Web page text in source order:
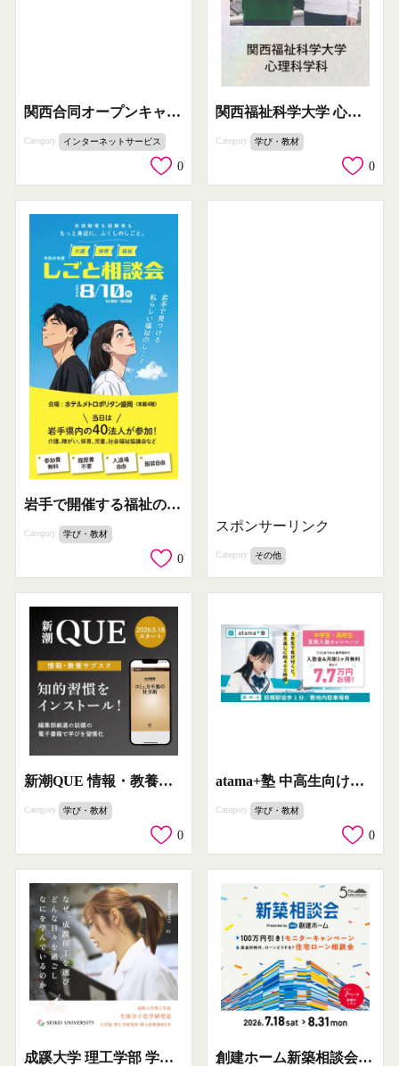
関西合同オープンキャンパス（進学相談会）
Category インターネットサービス
0
関西福祉科学大学 心理科学科 学科案内
Category 学び・教材
0
岩手で開催する福祉のしごと相談イベント
Category 学び・教材
0
スポンサーリンク
Category その他
新潮QUE 情報・教養の電子書籍サブスク
Category 学び・教材
0
atama+塾 中高生向け夏期入塾キャンペーン
Category 学び・教材
0
成蹊大学 理工学部 学生ストーリー（研究室紹介） 創建ホーム新築相談会｜住まいの資金相談会